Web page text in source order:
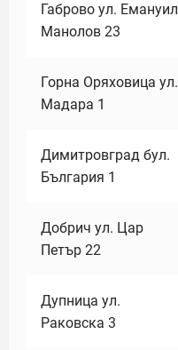
Габрово ул. Емануил
Манолов 23
Горна Оряховица ул.
Мадара 1
Димитровград бул.
България 1
Добрич ул. Цар
Петър 22
Дупница ул.
Раковска 3